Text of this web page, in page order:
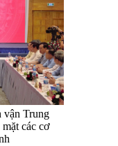
vận Trung
các cơ